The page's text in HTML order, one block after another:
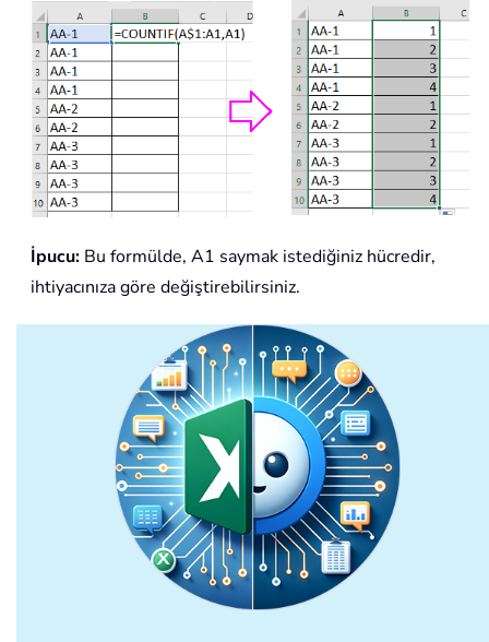
İpucu: Bu formülde, A1 saymak istediğiniz hücredir,
ihtiyacınıza göre değiştirebilirsiniz.